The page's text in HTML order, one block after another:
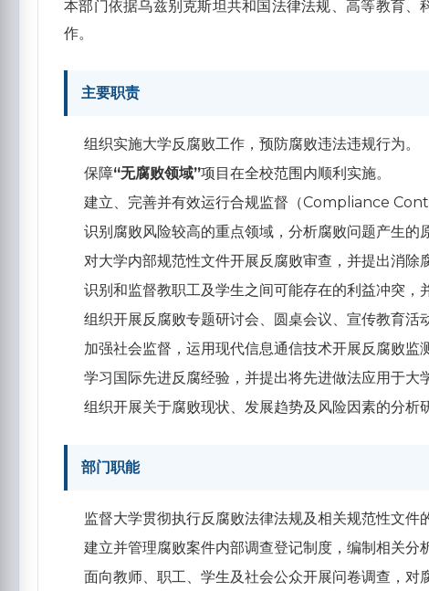
本部门依据乌兹别克斯坦共和国法律法规、高等教育
作。
主要职责
组织实施大学反腐败工作，预防腐败违法违规行为。
保障“无腐败领域”项目在全校范围内顺利实施。
建立、完善并有效运行合规监督（Compliance
识别腐败风险较高的重点领域，分析腐败问题产生的
对大学内部规范性文件开展反腐败审查，并提出消除
识别和监督教职工及学生之间可能存在的利益冲突，
组织开展反腐败专题研讨会、圆桌会议、宣传教育活
加强社会监督，运用现代信息通信技术开展反腐败监
学习国际先进反腐经验，并提出将先进做法应用于大
组织开展关于腐败现状、发展趋势及风险因素的分析
部门职能
监督大学贯彻执行反腐败法律法规及相关规范性文件
建立并管理腐败案件内部调查登记制度，编制相关分
面向教师、职工、学生及社会公众开展问卷调查，对